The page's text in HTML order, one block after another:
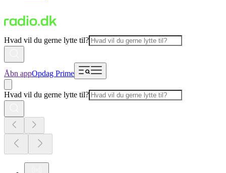
Hvad vil du gerne lytte til?
Åbn appOpdag Prime
Hvad vil du gerne lytte til?